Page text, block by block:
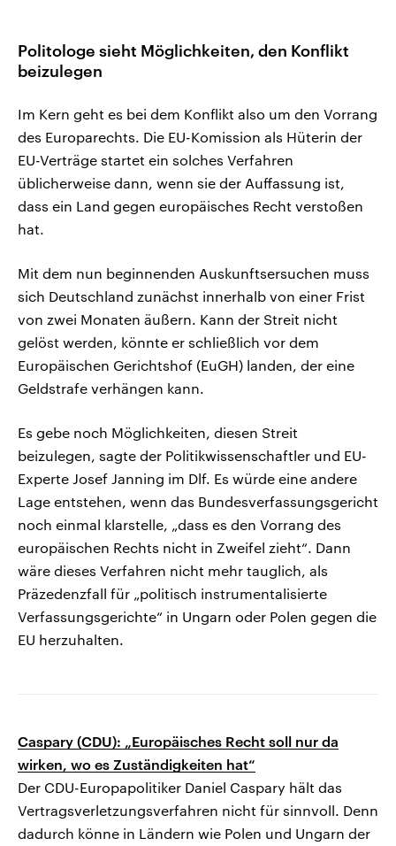
Politologe sieht Möglichkeiten, den Konflikt
beizulegen
Im Kern geht es bei dem Konflikt also um den Vorrang
des Europarechts. Die EU-Komission als Hüterin der
EU-Verträge startet ein solches Verfahren
üblicherweise dann, wenn sie der Auffassung ist,
dass ein Land gegen europäisches Recht verstoßen
hat.
Mit dem nun beginnenden Auskunftsersuchen muss
sich Deutschland zunächst innerhalb von einer Frist
von zwei Monaten äußern. Kann der Streit nicht
gelöst werden, könnte er schließlich vor dem
Europäischen Gerichtshof (EuGH) landen, der eine
Geldstrafe verhängen kann.
Es gebe noch Möglichkeiten, diesen Streit
beizulegen, sagte der Politikwissenschaftler und EU-
Experte Josef Janning im Dlf. Es würde eine andere
Lage entstehen, wenn das Bundesverfassungsgericht
noch einmal klarstelle, „dass es den Vorrang des
europäischen Rechts nicht in Zweifel zieht“. Dann
wäre dieses Verfahren nicht mehr tauglich, als
Präzedenzfall für „politisch instrumentalisierte
Verfassungsgerichte“ in Ungarn oder Polen gegen die
EU herzuhalten.
Caspary (CDU): „Europäisches Recht soll nur da
wirken, wo es Zuständigkeiten hat“
Der CDU-Europapolitiker Daniel Caspary hält das
Vertragsverletzungsverfahren nicht für sinnvoll. Denn
dadurch könne in Ländern wie Polen und Ungarn der